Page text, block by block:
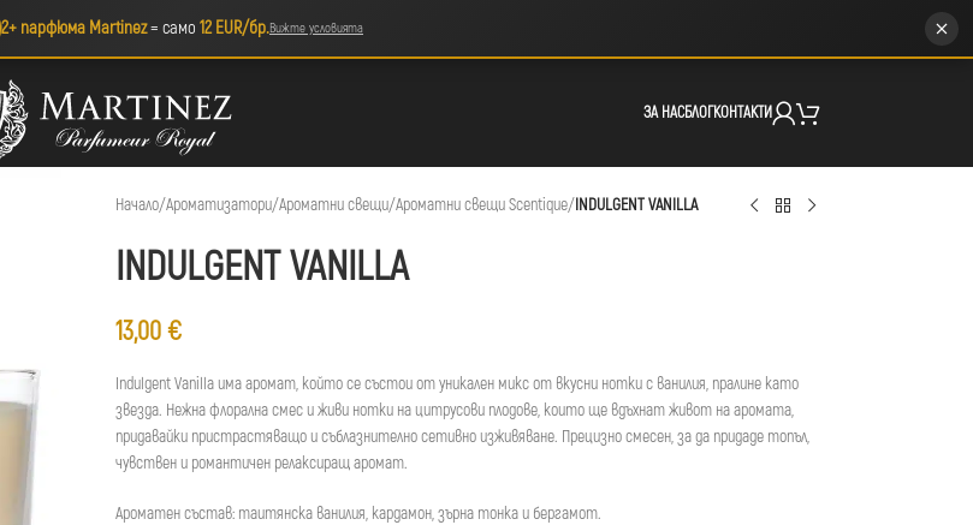
2+ парфюма Martinez= само 12 EUR/бр.Вижте условията
ЗА НАСБЛОГКОНТАКТИ
Начало/Ароматизатори/Ароматни свещи/Ароматни свещи Scentique/INDULGENT VANILLA
INDULGENT VANILLA
13,00€
Indulgent Vanilla има аромат, който се състои от уникален микс от вкусни нотки с ванилия, пралине като
звезда. Нежна флорална смес и живи нотки на цитрусови плодове, които ще вдъхнат живот на аромата,
придавайки пристрастяващо и съблазнително сетивно изживяване. Прецизно смесен, за да придаде топъл,
чувствен и романтичен релаксиращ аромат.
Ароматен състав: таитянска ванилия, кардамон, зърна тонка и бергамот.